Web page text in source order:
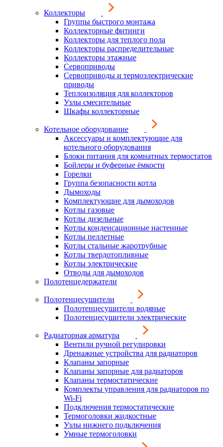
Коллекторы
Группы быстрого монтажа
Коллекторные фитинги
Коллекторы для теплого пола
Коллекторы распределительные
Коллекторы этажные
Сервоприводы
Сервоприводы и термоэлектрические
приводы
Теплоизоляция для коллекторов
Узлы смесительные
Шкафы коллекторные
Котельное оборудование
Аксессуары и комплектующие для
котельного оборудования
Блоки питания для комнатных термостатов
Бойлеры и буферные ёмкости
Горелки
Группа безопасности котла
Дымоходы
Комплектующие для дымоходов
Котлы газовые
Котлы дизельные
Котлы конденсационные настенные
Котлы пеллетные
Котлы стальные жаротрубные
Котлы твердотопливные
Котлы электрические
Отводы для дымоходов
Полотенцедержатели
Полотенцесушители
Полотенцесушители водяные
Полотенцесушители электрические
Радиаторная арматура
Вентили ручной регулировки
Дренажные устройства для радиаторов
Клапаны запорные
Клапаны запорные для радиаторов
Клапаны термостатические
Комплекты управления для радиаторов по
Wi-Fi
Подключения термостатические
Термоголовки жидкостные
Узлы нижнего подключения
Умные термоголовки